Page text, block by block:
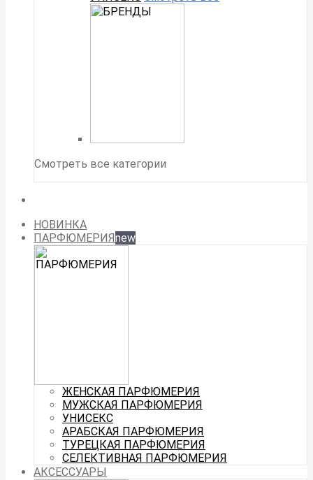
Смотреть все категории
НОВИНКА
ПАРФЮМЕРИЯnew
ЖЕНСКАЯ ПАРФЮМЕРИЯ
МУЖСКАЯ ПАРФЮМЕРИЯ
УНИСЕКС
АРАБСКАЯ ПАРФЮМЕРИЯ
ТУРЕЦКАЯ ПАРФЮМЕРИЯ
СЕЛЕКТИВНАЯ ПАРФЮМЕРИЯ
АКСЕССУАРЫ